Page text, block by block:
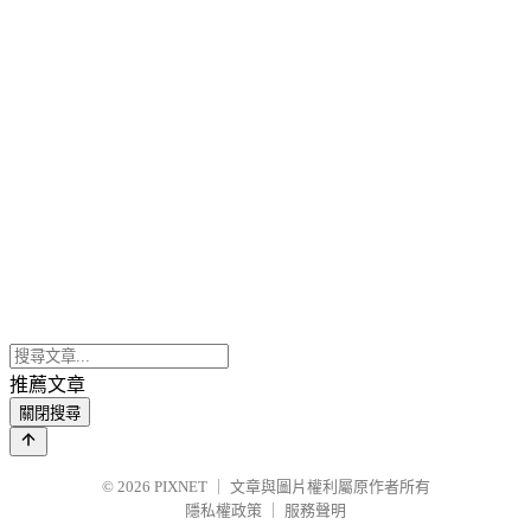
推薦文章
關閉搜尋
© 2026 PIXNET
文章與圖片權利屬原作者所有
隱私權政策
服務聲明